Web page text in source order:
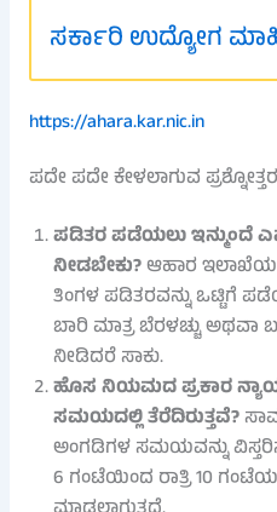
ಸರ್ಕಾರಿ ಉದ್ಯೋಗ
https://ahara.kar.nic.in
ಪದೇ ಪದೇ ಕೇಳಲಾಗುವ
ಪಡಿತರ ಪಡೆಯಲು ಇನ್ಮುಂದೆ
ನೀಡಬೇಕು?ಆಹಾರ ಇಲಾಖೆಯ
ತಿಂಗಳ ಪಡಿತರವನ್ನು ಒಟ್ಟಿಗೆ
ಬಾರಿ ಮಾತ್ರ ಬೆರಳಚ್ಚು
ನೀಡಿದರೆ ಸಾಕು.
ಹೊಸ ನಿಯಮದ ಪ್ರಕಾರ
ಸಮಯದಲ್ಲಿ ತೆರೆದಿರುತ್ತವೆ?
ಅಂಗಡಿಗಳ ಸಮಯವನ್ನು
6 ಗಂಟೆಯಿಂದ ರಾತ್ರಿ 10